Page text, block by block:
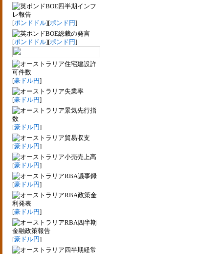
BOE四半期インフ
レ報告
[ポンドドル][ポンド円]
BOE総裁の発言
[ポンドドル][ポンド円]
住宅建設許
可件数
[豪ドル円]
失業率
[豪ドル円]
景気先行指
数
[豪ドル円]
貿易収支
[豪ドル円]
小売売上高
[豪ドル円]
RBA議事録
[豪ドル円]
RBA政策金
利発表
[豪ドル円]
RBA四半期
金融政策報告
[豪ドル円]
四半期経常